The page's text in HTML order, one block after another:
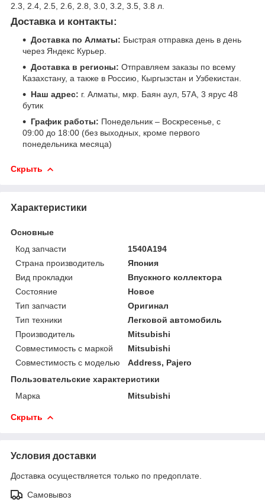
2.3, 2.4, 2.5, 2.6, 2.8, 3.0, 3.2, 3.5, 3.8 л.
Доставка и контакты:
Доставка по Алматы: Быстрая отправка день в день
через Яндекс Курьер.
Доставка в регионы: Отправляем заказы по всему
Казахстану, а также в Россию, Кыргызстан и Узбекистан.
Наш адрес: г. Алматы, мкр. Баян аул, 57А, 3 ярус 48
бутик
График работы: Понедельник – Воскресенье, с
09:00 до 18:00 (без выходных, кроме первого
понедельника месяца)
Скрыть
Характеристики
Основные
Код запчасти
1540A194
Страна производитель
Япония
Вид прокладки
Впускного коллектора
Состояние
Новое
Тип запчасти
Оригинал
Тип техники
Легковой автомобиль
Производитель
Mitsubishi
Совместимость с маркой
Mitsubishi
Совместимость с моделью
Address, Pajero
Пользовательские характеристики
Марка
Mitsubishi
Скрыть
Условия доставки
Доставка осуществляется только по предоплате.
Самовывоз